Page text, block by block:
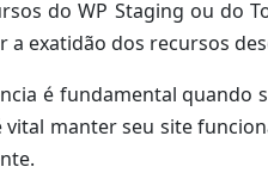
do WP Staging ou do
a exatidão dos recursos
é fundamental quando
vital manter seu site